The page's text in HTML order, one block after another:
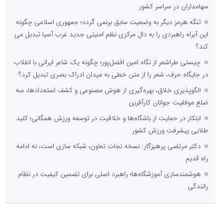
سهامداران در سراسر کشور
تنگه هرمز دیگر به وضعیت سابق برنمی گردد؛ جمهوری اسلامی چگونه
این آبراه راهبردی را به دال مرکزی نظم امنیتی جدید غرب آسیا تبدیل می
کند؟
چیستی طراشعر از نگاه امین افضل‌پور؛ چگونه یک شاعر ایرانی با انقلاب
در جایگاه حرف، شعر را از متن خطی به میدان ادراک بصری تبدیل کرد؟
الگوپذیری خلاق، بهره‌گیری از هوش مصنوعی و کشف استعدادها، سه
ضلع موفقیت جوانان کارآفرین
ابتکار در حمایت از باشگاه‌ها و خلاقیت در توسعه ورزش همگانی؛ کلید
طلایی پیشرفت ورزش کشور
دکتر مرتضی پرهیزگار: نسخه نجات تعاون، شبکه سازی است، نه ادامه
راه قدیم
هوشمندسازی آموزشگاه‌ها؛ راهبرد اصلی برای تضمین کیفیت در نظام
رانندگی